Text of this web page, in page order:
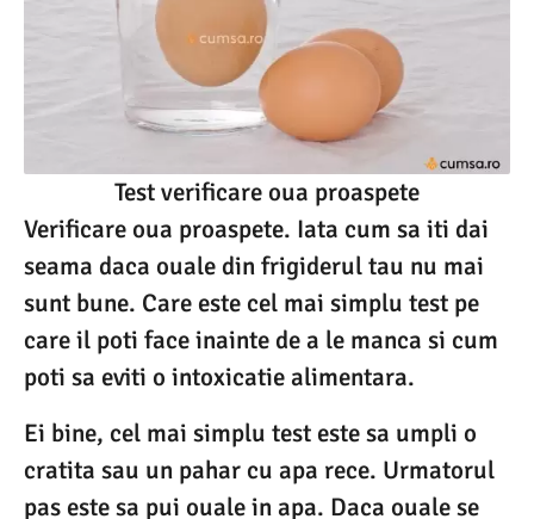
Test verificare oua proaspete
Verificare oua proaspete. Iata cum sa iti dai
seama daca ouale din frigiderul tau nu mai
sunt bune. Care este cel mai simplu test pe
care il poti face inainte de a le manca si cum
poti sa eviti o intoxicatie alimentara.
Ei bine, cel mai simplu test este sa umpli o
cratita sau un pahar cu apa rece. Urmatorul
pas este sa pui ouale in apa. Daca ouale se